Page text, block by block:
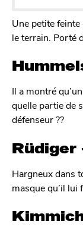
Une petite
le terrain. Porté
Il a montré
quelle partie de
défenseur ??
Rüdiger
Hargneux dans
masque qu’il lui